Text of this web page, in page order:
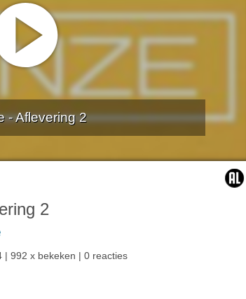
- Aflevering 2
2
| 992 x bekeken | 0 reacties
speelt bij ons